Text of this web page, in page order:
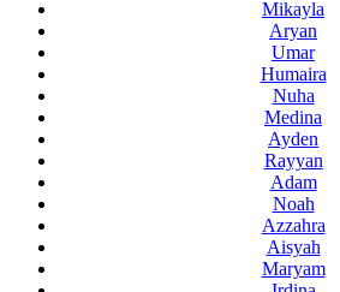
Mikayla
Aryan
Umar
Humaira
Nuha
Medina
Ayden
Rayyan
Adam
Noah
Azzahra
Aisyah
Maryam